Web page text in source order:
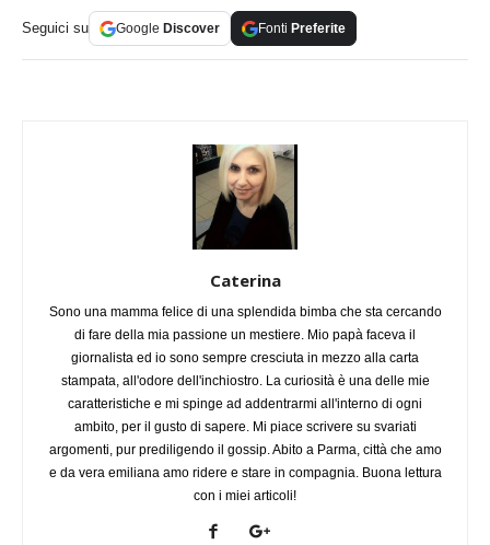
Seguici su Google Discover Fonti Preferite
Caterina
Sono una mamma felice di una splendida bimba che sta cercando
di fare della mia passione un mestiere. Mio papà faceva il
giornalista ed io sono sempre cresciuta in mezzo alla carta
stampata, all'odore dell'inchiostro. La curiosità è una delle mie
caratteristiche e mi spinge ad addentrarmi all'interno di ogni
ambito, per il gusto di sapere. Mi piace scrivere su svariati
argomenti, pur prediligendo il gossip. Abito a Parma, città che amo
e da vera emiliana amo ridere e stare in compagnia. Buona lettura
con i miei articoli!